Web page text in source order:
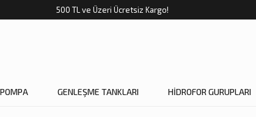
500 TL ve Üzeri Ücretsiz Kargo!
GENLEŞME TANKLARI HİDROFOR GURUPLARI